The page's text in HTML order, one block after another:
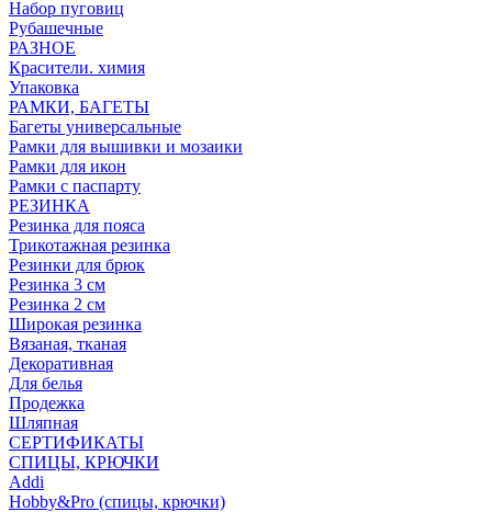
Набор пуговиц
Рубашечные
РАЗНОЕ
Красители. химия
Упаковка
РАМКИ, БАГЕТЫ
Багеты универсальные
Рамки для вышивки и мозаики
Рамки для икон
Рамки с паспарту
РЕЗИНКА
Резинка для пояса
Трикотажная резинка
Резинки для брюк
Резинка 3 см
Резинка 2 см
Широкая резинка
Вязаная, тканая
Декоративная
Для белья
Продежка
Шляпная
СЕРТИФИКАТЫ
СПИЦЫ, КРЮЧКИ
Addi
Hobby&Pro (спицы, крючки)